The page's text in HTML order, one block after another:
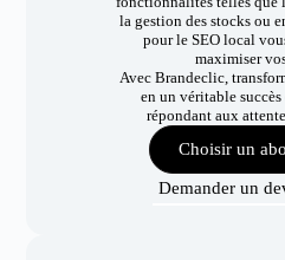
la gestion des stocks ou
pour le SEO local
maximiser
Avec Brandeclic,
en un véritable
répondant aux
Choisir un
Demander un